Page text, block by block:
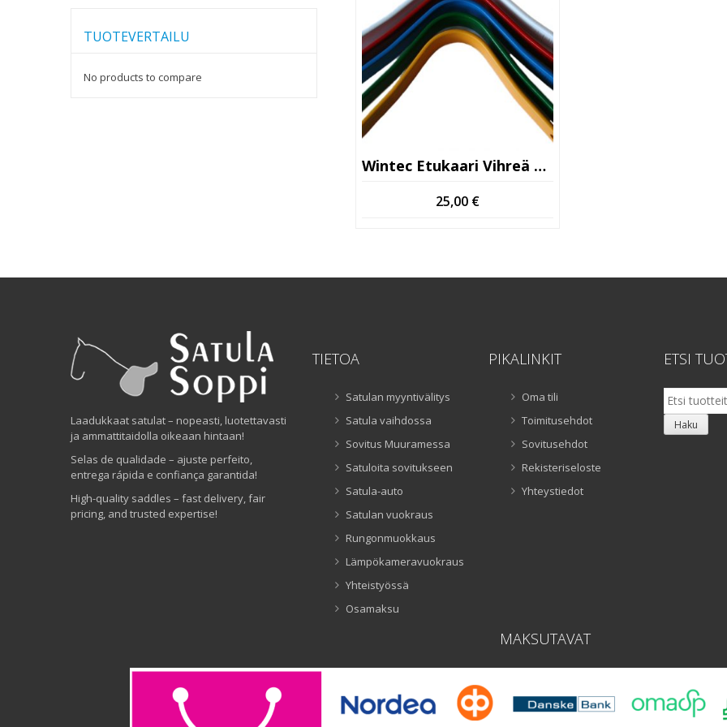
Wintec Etukaari Vihreä Käytetty
25,00 €
TUOTEVERTAILU
No products to compare
Laadukkaat satulat – nopeasti, luotettavasti
ja ammattitaidolla oikeaan hintaan!
Selas de qualidade – ajuste perfeito,
entrega rápida e confiança garantida!
High-quality saddles – fast delivery, fair
pricing, and trusted expertise!
TIETOA
Satulan myyntivälitys
Satula vaihdossa
Sovitus Muuramessa
Satuloita sovitukseen
Satula-auto
Satulan vuokraus
Rungonmuokkaus
Lämpökameravuokraus
Yhteistyössä
Osamaksu
PIKALINKIT
Oma tili
Toimitusehdot
Sovitusehdot
Rekisteriseloste
Yhteystiedot
ETSI
Etsi:
Haku
MAKSUTAVAT